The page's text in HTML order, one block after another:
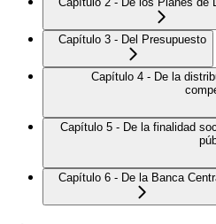
Capítulo 3 - Del Presupuesto
Capítulo 4 - De la
Capítulo 5 - De la finalidad
Capítulo 6 - De la Banca